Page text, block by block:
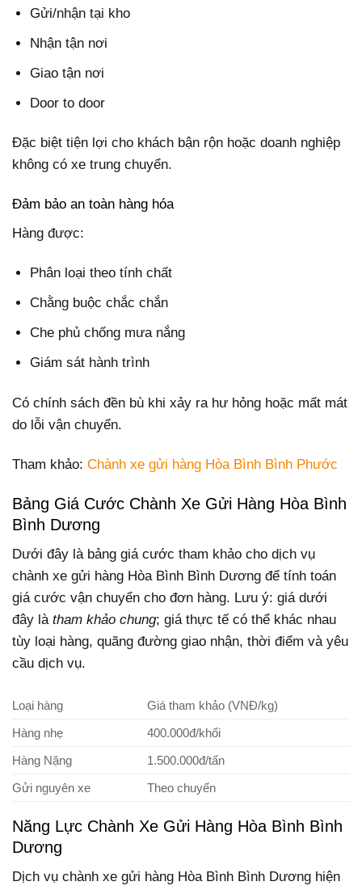
Gửi/nhận tại kho
Nhận tận nơi
Giao tận nơi
Door to door
Đặc biệt tiện lợi cho khách bận rộn hoặc doanh nghiệp
không có xe trung chuyển.
Đảm bảo an toàn hàng hóa
Hàng được:
Phân loại theo tính chất
Chằng buộc chắc chắn
Che phủ chống mưa nắng
Giám sát hành trình
Có chính sách đền bù khi xảy ra hư hỏng hoặc mất mát
do lỗi vận chuyển.
Tham khảo: Chành xe gửi hàng Hòa Bình Bình Phước
Bảng Giá Cước Chành Xe Gửi Hàng Hòa Bình
Bình Dương
Dưới đây là bảng giá cước tham khảo cho dịch vụ
chành xe gửi hàng Hòa Bình Bình Dương để tính toán
giá cước vận chuyển cho đơn hàng. Lưu ý: giá dưới
đây là tham khảo chung; giá thực tế có thể khác nhau
tùy loại hàng, quãng đường giao nhận, thời điểm và yêu
cầu dịch vụ.
Loại hàng
Giá tham khảo (VNĐ/kg)
Hàng nhẹ
400.000đ/khối
Hàng Nặng
1.500.000đ/tấn
Gửi nguyên xe
Theo chuyến
Năng Lực Chành Xe Gửi Hàng Hòa Bình Bình
Dương
Dịch vụ chành xe gửi hàng Hòa Bình Bình Dương hiện